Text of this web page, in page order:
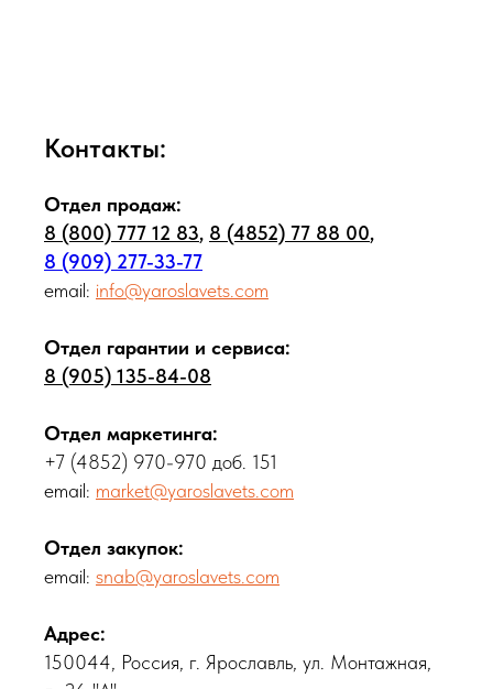
Контакты:
Отдел продаж:
8 (800) 777 12 83, 8 (4852) 77 88 00,
8 (909) 277-33-77
email: info@yaroslavets.com
Отдел гарантии и сервиса:
8 (905) 135-84-08
Отдел маркетинга:
+7 (4852) 970-970 доб. 151
email: market@yaroslavets.com
Отдел закупок:
email: snab@yaroslavets.com
Адрес:
150044, Россия, г. Ярославль, ул. Монтажная,